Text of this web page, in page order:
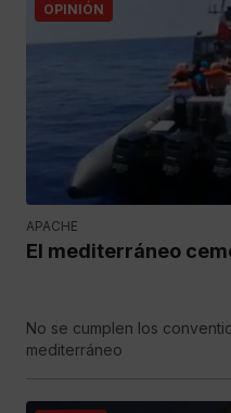
OPINIÓN
APACHE
El mediterráneo
No se cumplen los
mediterráneo